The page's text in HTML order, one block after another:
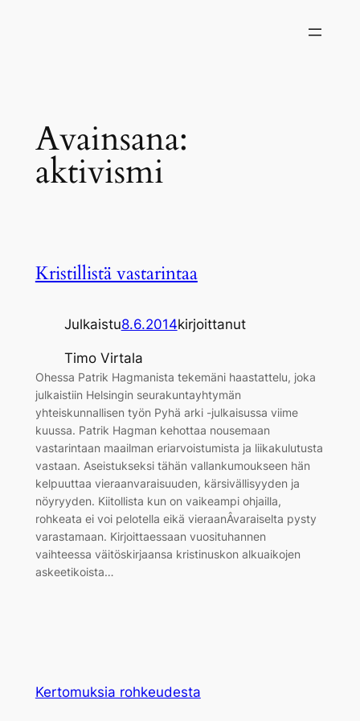
Avainsana:
aktivismi
Kristillistä vastarintaa
Julkaistu8.6.2014kirjoittanut
Timo Virtala
Ohessa Patrik Hagmanista tekemäni haastattelu, joka
julkaistiin Helsingin seurakuntayhtymän
yhteiskunnallisen työn Pyhä arki -julkaisussa viime
kuussa. Patrik Hagman kehottaa nousemaan
vastarintaan maailman eriarvoistumista ja liikakulutusta
vastaan. Aseistukseksi tähän vallankumoukseen hän
kelpuuttaa vieraanvaraisuuden, kärsivällisyyden ja
nöyryyden. Kiitollista kun on vaikeampi ohjailla,
rohkeata ei voi pelotella eikä vieraanÂ­varaiselta pysty
varastamaan. Kirjoittaessaan vuosituhannen
vaihteessa väitöskirjaansa kristinuskon alkuaikojen
askeetikoista…
Kertomuksia rohkeudesta